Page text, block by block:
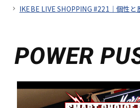
IKEBE LIVE SHOPPING #221｜個性
POWER